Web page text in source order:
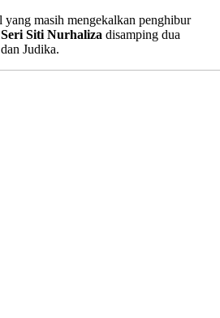
masih mengekalkan penghibur
Siti Nurhaliza disamping dua
Judika.